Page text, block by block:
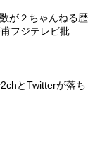
が２ちゃんねる歴
フジテレビ批
とTwitterが落ち